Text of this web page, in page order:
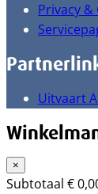
Privacy &
Uitvaart
×
Subtotaal €